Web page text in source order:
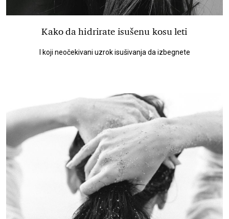
Kako da hidrirate isušenu kosu leti
I koji neočekivani uzrok isušivanja da izbegnete